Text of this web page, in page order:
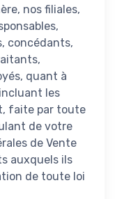
nos filiales,
concédants,
quant à
les
faite par toute
de votre
de Vente
auxquels ils
de toute loi